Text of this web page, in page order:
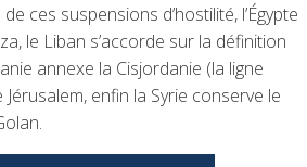
ces suspensions d’hostilité, l’Égypte
le Liban s’accorde sur la définition
annexe la Cisjordanie (la ligne
enfin la Syrie conserve le